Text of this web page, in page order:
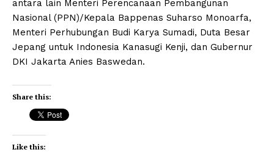
antara lain Menteri Perencanaan Pembangunan
Nasional (PPN)/Kepala Bappenas Suharso Monoarfa,
Menteri Perhubungan Budi Karya Sumadi, Duta Besar
Jepang untuk Indonesia Kanasugi Kenji, dan Gubernur
DKI Jakarta Anies Baswedan.
Share this:
Like this: